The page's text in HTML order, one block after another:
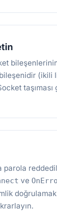
(ikili
taşıması
parola
ve